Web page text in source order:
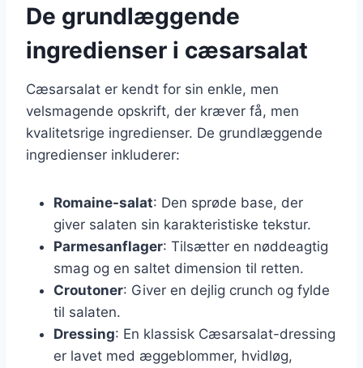
De grundlæggende
ingredienser i cæsarsalat
Cæsarsalat er kendt for sin enkle, men
velsmagende opskrift, der kræver få, men
kvalitetsrige ingredienser. De grundlæggende
ingredienser inkluderer:
Romaine-salat: Den sprøde base, der
giver salaten sin karakteristiske tekstur.
Parmesanflager: Tilsætter en nøddeagtig
smag og en saltet dimension til retten.
Croutoner: Giver en dejlig crunch og fylde
til salaten.
Dressing: En klassisk Cæsarsalat-dressing
er lavet med æggeblommer, hvidløg,